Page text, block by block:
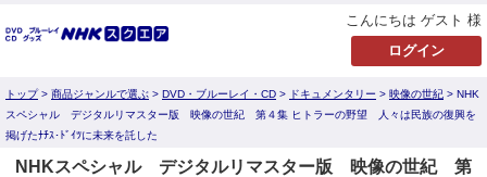
こんにちは ゲスト 様
トップ> 商品ジャンルで選ぶ > DVD・ブルーレイ・CD > ドキュメンタリー > 映像の世紀 > NHK
スペシャル デジタルリマスター版 映像の世紀 第４集 ヒトラーの野望 人々は民族の復興を
掲げたﾅﾁｽ･ﾄﾞｲﾂに未来を託した
NHKスペシャル デジタルリマスター版 映像の世紀 第